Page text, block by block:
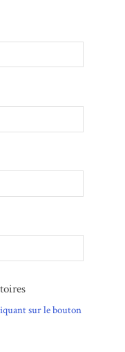
sur le bouton